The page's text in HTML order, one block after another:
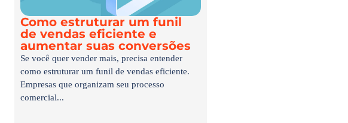
Como estruturar um funil
de vendas eficiente e
aumentar suas conversões
Se você quer vender mais, precisa entender
como estruturar um funil de vendas eficiente.
Empresas que organizam seu processo
comercial...